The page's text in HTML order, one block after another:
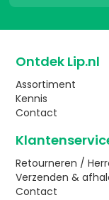
Ontdek Lip.nl
Assortiment
Kennis
Contact
Retourneren /
Verzenden &
Contact